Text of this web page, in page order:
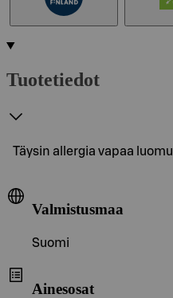
Tuotetiedot
Täysin allergia vapaa
Valmistusmaa
Suomi
Ainesosat